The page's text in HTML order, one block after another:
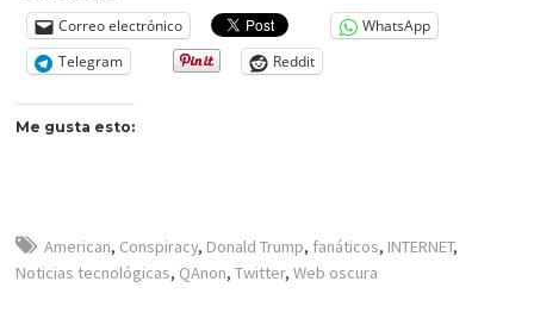
Correo electrónico
WhatsApp
Telegram
Reddit
Me gusta esto:
American, Conspiracy, Donald Trump, fanáticos, INTERNET,
Noticias tecnológicas, QAnon,Twitter,Web oscura